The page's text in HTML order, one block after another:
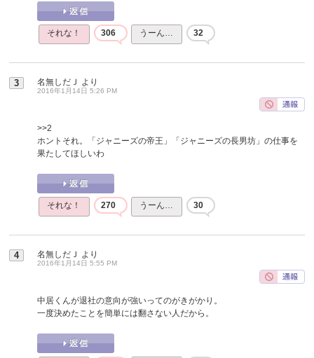
それな！ 306 うーん… 32
3 名無しだＪ より
2016年1月14日 5:26 PM
>>2
ホントそれ。「ジャニーズの帝王」「ジャニーズの長男坊」の仕事を
果たしてほしいわ
それな！ 270 うーん… 30
4 名無しだＪ より
2016年1月14日 5:55 PM
中居くんが退社の意向が強いってのがきがかり。
一度決めたことを簡単には翻さない人だから。